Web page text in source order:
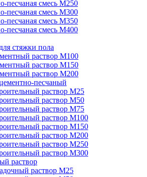
песчаная смесь М250
песчаная смесь М300
песчаная смесь М350
песчаная смесь М400
стяжки пола
раствор М100
раствор М150
раствор М200
песчаный
раствор М25
раствор М50
раствор М75
раствор М100
раствор М150
раствор М200
раствор М250
раствор М300
раствор
раствор М25